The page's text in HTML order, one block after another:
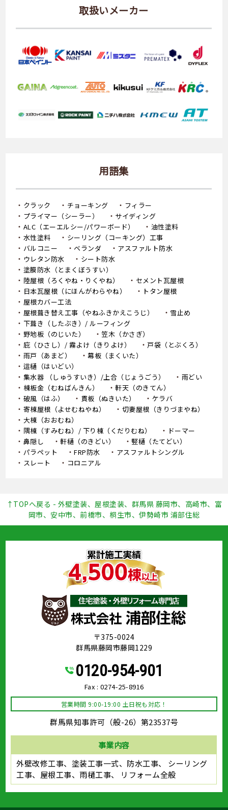
取扱いメーカー
用語集
クラック チョーキング
フィラー
プライマー（シーラー）
サイディング
ALC（エーエルシー/パワーボード）
油性塗料
水性塗料
シーリング（コーキング）工事
バルコニー
ベランダ
アスファルト防水
ウレタン防水
シート防水
塗膜防水（とまくぼうすい）
陸屋根（ろくやね・りくやね）
セメント瓦屋根
日本瓦屋根（にほんがわらやね）
トタン屋根
屋根カバー工法
屋根葺き替え工事（やねふきかえこうじ）
雪止め
下葺き（したぶき）/ ルーフィング
野地板（のじいた）
笠木（かさぎ）
庇（ひさし）/ 霧よけ（きりよけ）
戸袋（とぶくろ）
雨戸（あまど）
幕板（まくいた）
這樋（はいどい）
集水器 （しゅうすいき）/上合（じょうごう）
雨どい
棟板金（むねばんきん）
軒天（のきてん）
破風（はふ）
貫板（ぬきいた）
ケラバ
寄棟屋根（よせむねやね）
切妻屋根（きりづまやね）
大棟（おおむね）
隅棟（すみむね）/ 下り棟（くだりむね）
ドーマー
鼻隠し
軒樋（のきどい）
竪樋（たてどい）
パラペット
FRP防水
アスファルトシングル
スレート
コロニアル
↑TOPへ戻る - 外壁塗装、屋根塗装、群馬県 藤岡市、高崎市、富
岡市、安中市、前橋市、桐生市、伊勢崎市 浦部住総
〒375-0024
群馬県藤岡市藤岡1229
0120-954-901
Fax : 0274-25-8916
営業時間 9:00-19:00 土日祝も対応！
群馬県知事許可（般-26）第23537号
事業内容
外壁改修工事、塗装工事⼀式、防水工事、
シーリング
工事、屋根工事、雨樋工事、
リフォーム全般